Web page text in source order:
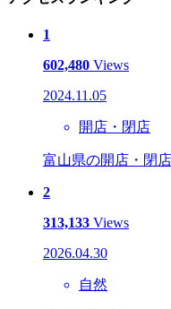
1
602,480 Views
2024.11.05
開店・閉店
富山県の開店・閉
2
313,133 Views
2026.04.30
自然